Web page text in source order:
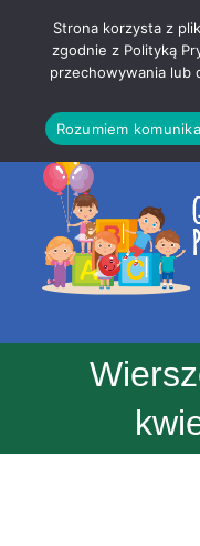
treści
strony
Strona korzysta z
zgodnie z Polityką
przechowywania lub
Rozumiem